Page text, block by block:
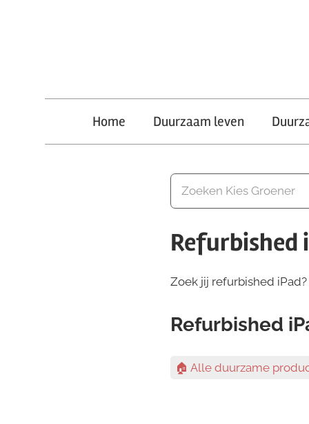
Kies
Groener
Home Duurzaam leven
Refurbished
Zoek jij refurbished
Refurbished
🏠 Alle duurzame